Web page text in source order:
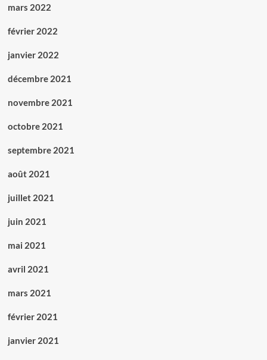
mars 2022
février 2022
janvier 2022
décembre 2021
novembre 2021
octobre 2021
septembre 2021
août 2021
juillet 2021
juin 2021
mai 2021
avril 2021
mars 2021
février 2021
janvier 2021